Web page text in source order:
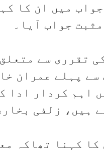
میں ان کا
جواب آیا۔
تقرری سے
سے پہلے عمران
اہم کردار ادا
ہیں، زلفی
کا کہنا تھاکہ